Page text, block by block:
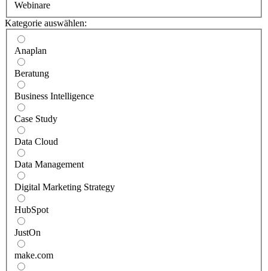
Webinare
Kategorie auswählen:
Anaplan
Beratung
Business Intelligence
Case Study
Data Cloud
Data Management
Digital Marketing Strategy
HubSpot
JustOn
make.com